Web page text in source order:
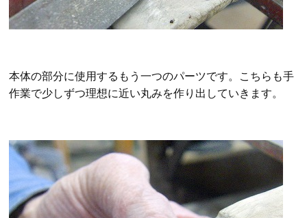
本体の部分に使用するもう一つのパーツです。こちらも手
作業で少しずつ理想に近い丸みを作り出していきます。